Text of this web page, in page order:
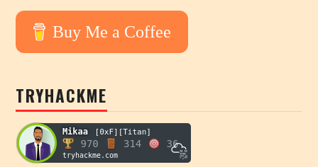
Buy Me a Coffee
TRYHACKME